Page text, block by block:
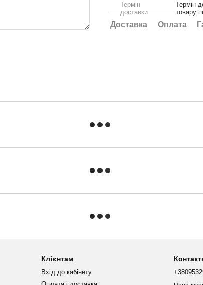
Термін
доставки
Термін
товару
Доставка Оплата
Клієнтам
Вхід до кабінету